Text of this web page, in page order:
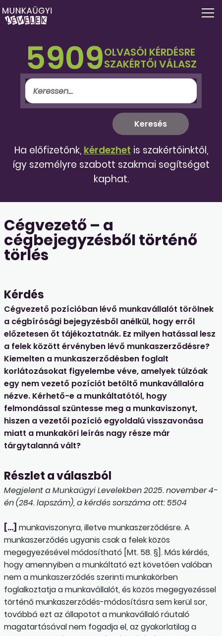
5909OLVASÓI KÉRDÉSRE
SZAKÉRTŐI VÁLASZ
Ha előfizetőnk, kérdezhet is szakértőinktől,
így személyre szabott szakmai segítséget
kaphat.
Cégvezető – a
cégbejegyzésből történő
törlés
Kérdés
Cégvezető pozícióban lévő munkavállalót törölnek
a cégbírósági bejegyzésből anélkül, hogy erről
előzetesen őt tájékoztatnák. Ez milyen hatással lesz
a felek között érvényben lévő munkaszerződésre?
Kiemelten a munkaszerződésben foglalt
korlátozásokat figyelembe véve, amelyek túlzóak
egy nem vezető pozíciót betöltő munkavállalóra
nézve. Kérhető-e a munkáltatótól, hogy
felmondással szüntesse meg a munkaviszonyt,
hiszen a vezetői pozíció egyoldalú visszavonása
miatt a munkaköri leírás nagy része már
tárgytalanná vált?
Részlet a válaszból
Megjelent a Munkaügyi Levelekben 2025. november 4-
én (284. lapszám), a kérdés sorszáma ott: 5504
[…] munkaviszonyra, illetve munkaszerződésre. A
munkaszerződés ugyanis csak a felek közös
megegyezésével módosítható [Mt. 58. §]. Más kérdés,
hogy amennyiben a munkáltató ezt követően valóban
nem a munkaszerződés szerinti munkakörben
foglalkoztatja a munkavállalót, és közös megegyezéssel
történő munkaszerződés-módosításra sem kerül sor,
továbbá ezt az állapotot a munkavállaló ráutaló
magatartásával nem fogadja el, az gyakorlatilag a